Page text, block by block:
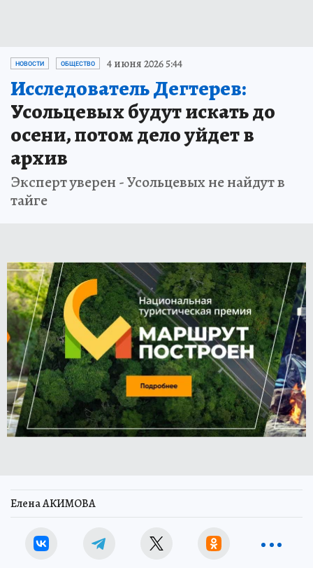
НОВОСТИ ОБЩЕСТВО 4 июня 2026 5:44
Исследователь Дегтерев:
Усольцевых будут искать до
осени, потом дело уйдет в
архив
Эксперт уверен - Усольцевых не найдут в
тайге
Елена АКИМОВА